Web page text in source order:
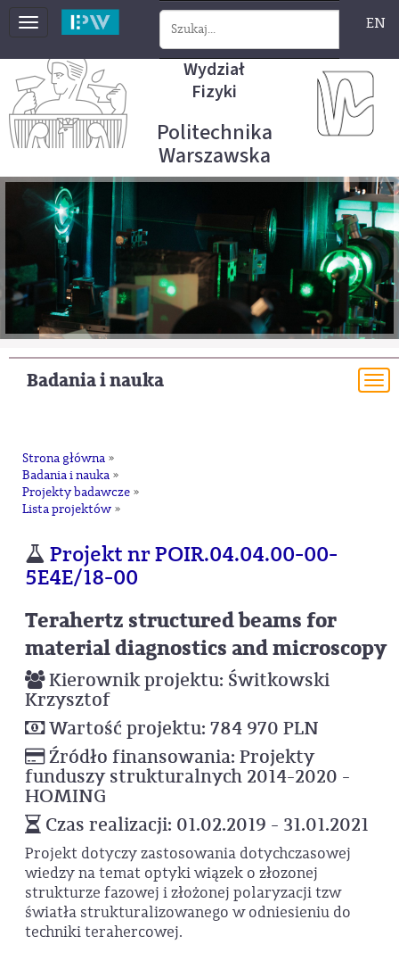
Toggle
EN
Wydział
Fizyki
Politechnika
Warszawska
Badania i nauka
Strona główna »
Badania i nauka »
Projekty badawcze »
Lista projektów »
Projekt nr POIR.04.04.00-00-
5E4E/18-00
Terahertz structured beams for
material diagnostics and microscopy
Kierownik projektu: Świtkowski
Krzysztof
Wartość projektu: 784 970 PLN
Źródło finansowania: Projekty
funduszy strukturalnych 2014-2020 -
HOMING
Czas realizacji: 01.02.2019 - 31.01.2021
Projekt dotyczy zastosowania dotychczasowej
wiedzy na temat optyki wiązek o złozonej
strukturze fazowej i złożonej polaryzacji tzw
światła strukturalizowanego w odniesieniu do
techniki terahercowej.